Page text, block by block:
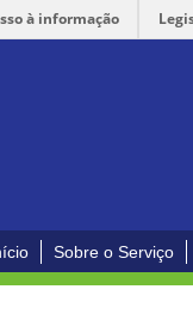
à informação
Sobre o Serviço